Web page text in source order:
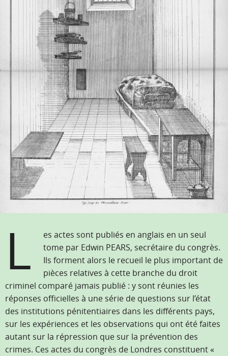
L
es actes sont publiés en anglais en un seul
tome par Edwin PEARS, secrétaire du congrès.
Ils forment alors le recueil le plus important de
pièces relatives à cette branche du droit
criminel comparé jamais publié : y sont réunies les
réponses officielles à une série de questions sur l’état
des institutions pénitentiaires dans les différents pays,
sur les expériences et les observations qui ont été faites
autant sur la répression que sur la prévention des
crimes. Ces actes du congrès de Londres constituent «